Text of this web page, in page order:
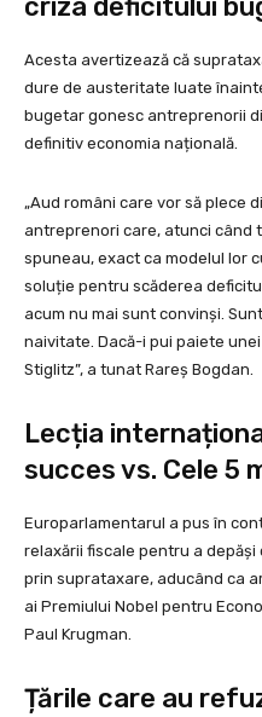
criza deficitului
Acesta avertizează că
dure de austeritate luate
bugetar gonesc antreprenorii
definitiv economia națională.
„Aud români care vor să plece
antreprenori care, atunci când
spuneau, exact ca modelul lor
soluție pentru scăderea
acum nu mai sunt convinși.
naivitate. Dacă-i pui paiete
Stiglitz”, a tunat Rareș Bogdan.
Lecția
succes vs. Cele 5
Europarlamentarul a pus în
relaxării fiscale pentru a
prin suprataxare, aducând ca
ai Premiului Nobel pentru
Paul Krugman.
Țările care au